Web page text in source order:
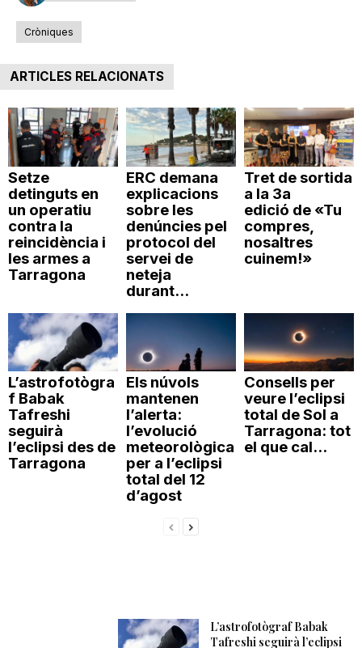
Cròniques
ARTICLES RELACIONATS
Setze
detinguts en
un operatiu
contra la
reincidència i
les armes a
Tarragona
ERC demana
explicacions
sobre les
denúncies pel
protocol del
servei de
neteja
durant...
Tret de sortida
a la 3a
edició de «Tu
compres,
nosaltres
cuinem!»
L’astrofotògra
f Babak
Tafreshi
seguirà
l’eclipsi des de
Tarragona
Els núvols
mantenen
l’alerta:
l’evolució
meteorològica
per a l’eclipsi
total del 12
d’agost
Consells per
veure l’eclipsi
total de Sol a
Tarragona: tot
el que cal...